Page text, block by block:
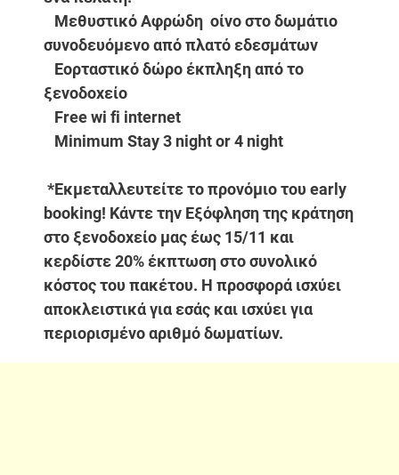
Μεθυστικό Αφρώδη οίνο στο δωμάτιο
συνοδευόμενο από πλατό εδεσμάτων
Εορταστικό δώρο έκπληξη από το
ξενοδοχείο
Free wi fi internet
Minimum Stay 3 night or 4 night
*Εκμεταλλευτείτε το προνόμιο του early
booking! Κάντε την Εξόφληση της κράτηση
στο ξενοδοχείο μας έως 15/11 και
κερδίστε 20% έκπτωση στο συνολικό
κόστος του πακέτου. Η προσφορά ισχύει
αποκλειστικά για εσάς και ισχύει για
περιορισμένο αριθμό δωματίων.